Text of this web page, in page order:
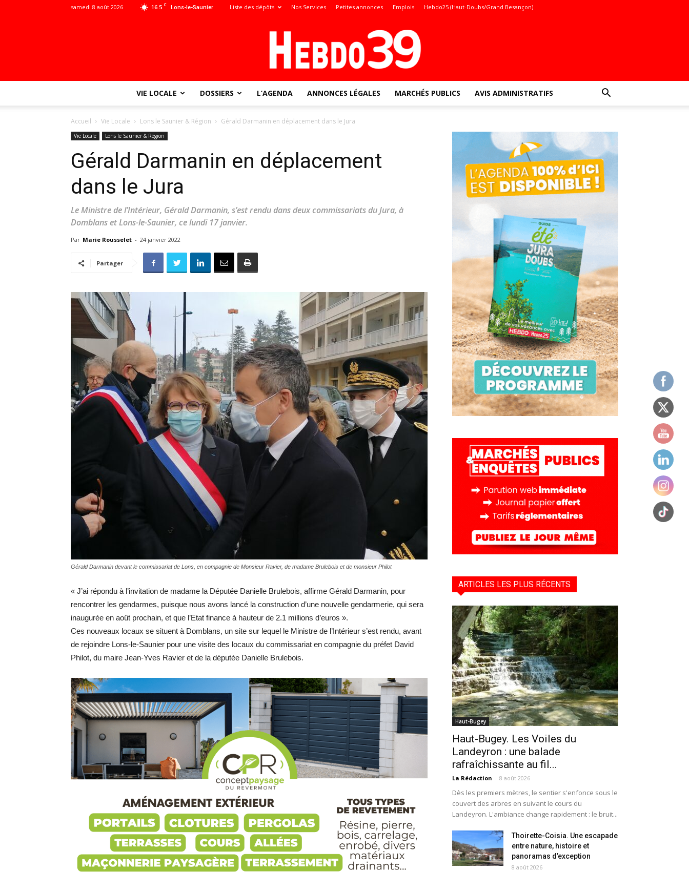
16.5 C Lons-le-Saunier
samedi 8 août 2026 Liste des dépôts Nos Services Petites annonces Emplois Hebdo25 (Haut-Doubs/Grand Besançon)
l'info
locale
–
Hebdo39
VIE LOCALE DOSSIERS L’AGENDA ANNONCES LÉGALES MARCHÉS PUBLICS AVIS ADMINISTRATIFS
Accueil Vie Locale Lons le Saunier & Région Gérald Darmanin en déplacement dans le Jura
Vie Locale Lons le Saunier & Région
Gérald Darmanin en déplacement
dans le Jura
Le Ministre de l’Intérieur, Gérald Darmanin, s’est rendu dans deux commissariats du Jura, à
Domblans et Lons-le-Saunier, ce lundi 17 janvier.
Par Marie Rousselet - 24 janvier 2022
Partager
Gérald Darmanin devant le commissariat de Lons, en compagnie de Monsieur Ravier, de madame Brulebois et de monsieur Philot
« J’ai répondu à l’invitation de madame la Députée Danielle Brulebois, affirme Gérald Darmanin, pour
rencontrer les gendarmes, puisque nous avons lancé la construction d’une nouvelle gendarmerie, qui sera
inaugurée en août prochain, et que l’Etat finance à hauteur de 2.1 millions d’euros ».
Ces nouveaux locaux se situent à Domblans, un site sur lequel le Ministre de l’Intérieur s’est rendu, avant
de rejoindre Lons-le-Saunier pour une visite des locaux du commissariat en compagnie du préfet David
Philot, du maire Jean-Yves Ravier et de la députée Danielle Brulebois.
ARTICLES LES PLUS RÉCENTS
Haut-Bugey
Haut-Bugey. Les Voiles du
Landeyron : une balade
rafraîchissante au fil...
La Rédaction - 8 août 2026
Dès les premiers mètres, le sentier s'enfonce sous le
couvert des arbres en suivant le cours du
Landeyron. L'ambiance change rapidement : le bruit...
Thoirette-Coisia. Une escapade
entre nature, histoire et
panoramas d’exception
8 août 2026